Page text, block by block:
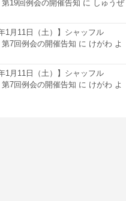
第19回例会の開催告知 に しゅうぜ
1月11日（土）】シャッフル
第7回例会の開催告知 に けがわ よ
1月11日（土）】シャッフル
第7回例会の開催告知 に けがわ よ